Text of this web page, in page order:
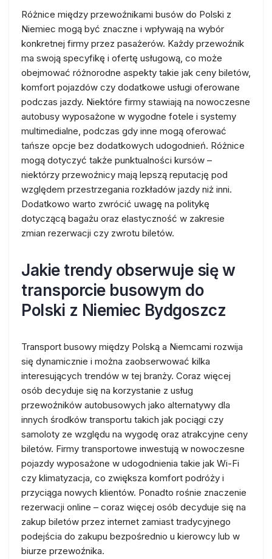
Różnice między przewoźnikami busów do Polski z
Niemiec mogą być znaczne i wpływają na wybór
konkretnej firmy przez pasażerów. Każdy przewoźnik
ma swoją specyfikę i ofertę usługową, co może
obejmować różnorodne aspekty takie jak ceny biletów,
komfort pojazdów czy dodatkowe usługi oferowane
podczas jazdy. Niektóre firmy stawiają na nowoczesne
autobusy wyposażone w wygodne fotele i systemy
multimedialne, podczas gdy inne mogą oferować
tańsze opcje bez dodatkowych udogodnień. Różnice
mogą dotyczyć także punktualności kursów –
niektórzy przewoźnicy mają lepszą reputację pod
względem przestrzegania rozkładów jazdy niż inni.
Dodatkowo warto zwrócić uwagę na politykę
dotyczącą bagażu oraz elastyczność w zakresie
zmian rezerwacji czy zwrotu biletów.
Jakie trendy obserwuje się w
transporcie busowym do
Polski z Niemiec Bydgoszcz
Transport busowy między Polską a Niemcami rozwija
się dynamicznie i można zaobserwować kilka
interesujących trendów w tej branży. Coraz więcej
osób decyduje się na korzystanie z usług
przewoźników autobusowych jako alternatywy dla
innych środków transportu takich jak pociągi czy
samoloty ze względu na wygodę oraz atrakcyjne ceny
biletów. Firmy transportowe inwestują w nowoczesne
pojazdy wyposażone w udogodnienia takie jak Wi-Fi
czy klimatyzacja, co zwiększa komfort podróży i
przyciąga nowych klientów. Ponadto rośnie znaczenie
rezerwacji online – coraz więcej osób decyduje się na
zakup biletów przez internet zamiast tradycyjnego
podejścia do zakupu bezpośrednio u kierowcy lub w
biurze przewoźnika.